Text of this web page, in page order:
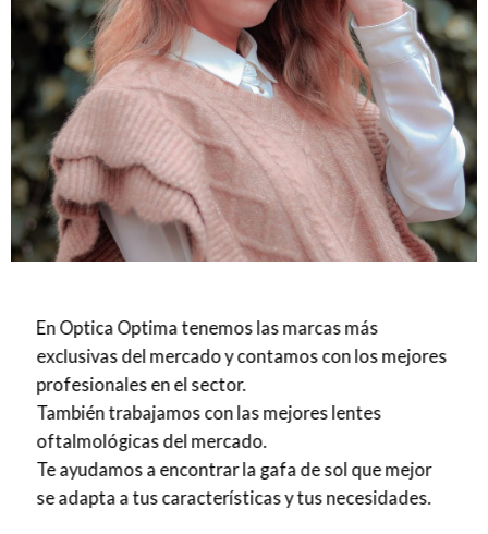
En Optica Optima tenemos las marcas más
exclusivas del mercado y contamos con los mejores
profesionales en el sector.
También trabajamos con las mejores lentes
oftalmológicas del mercado.
Te ayudamos a encontrar la gafa de sol que mejor
se adapta a tus características y tus necesidades.